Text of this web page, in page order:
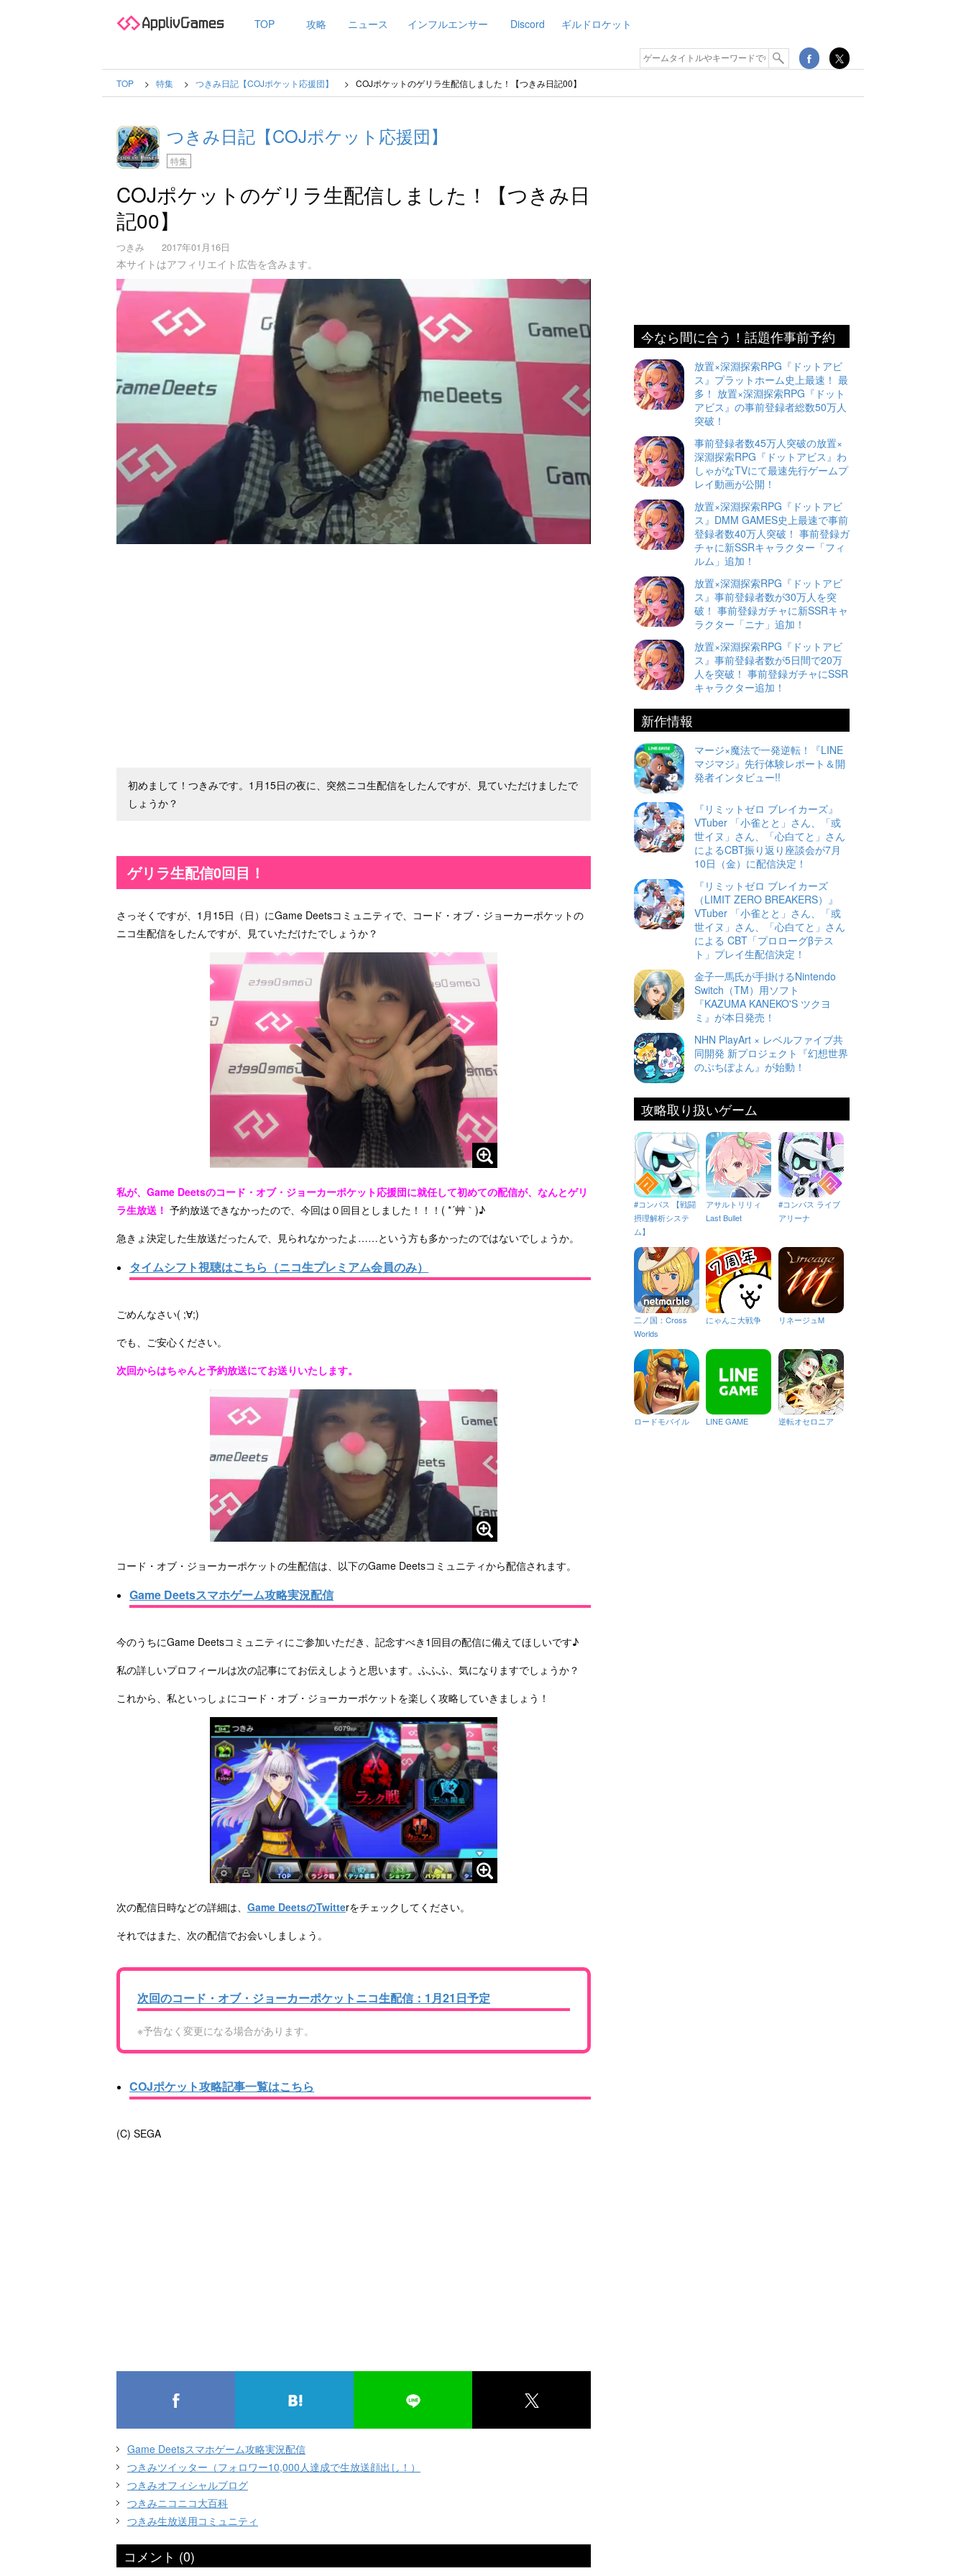
TOP 攻略 ニュース インフルエンサー Discord ギルドロケット
TOP 特集 つきみ日記【COJポケット応援団】 COJポケットのゲリラ生配信しました！【つきみ日記00】
つきみ日記【COJポケット応援団】
特集
COJポケットのゲリラ生配信しました！【つきみ日
記00】
つきみ 2017年01月16日
本サイトはアフィリエイト広告を含みます。
初めまして！つきみです。1月15日の夜に、突然ニコ生配信をしたんですが、見ていただけましたで
しょうか？
ゲリラ生配信0回目！
さっそくですが、1月15日（日）にGame Deetsコミュニティで、コード・オブ・ジョーカーポケットの
ニコ生配信をしたんですが、見ていただけたでしょうか？
私が、Game Deetsのコード・オブ・ジョーカーポケット応援団に就任して初めての配信が、なんとゲリ
ラ生放送！ 予約放送できなかったので、今回は０回目としました！！！( *´艸｀)♪
急きょ決定した生放送だったんで、見られなかったよ……という方も多かったのではないでしょうか。
タイムシフト視聴はこちら（ニコ生プレミアム会員のみ）
ごめんなさい( ;∀;)
でも、ご安心ください。
次回からはちゃんと予約放送にてお送りいたします。
コード・オブ・ジョーカーポケットの生配信は、以下のGame Deetsコミュニティから配信されます。
Game Deetsスマホゲーム攻略実況配信
今のうちにGame Deetsコミュニティにご参加いただき、記念すべき1回目の配信に備えてほしいです♪
私の詳しいプロフィールは次の記事にてお伝えしようと思います。ふふふ、気になりますでしょうか？
これから、私といっしょにコード・オブ・ジョーカーポケットを楽しく攻略していきましょう！
次の配信日時などの詳細は、 Game DeetsのTwitterをチェックしてください。
それではまた、次の配信でお会いしましょう。
次回のコード・オブ・ジョーカーポケットニコ生配信：1月21日予定
※予告なく変更になる場合があります。
COJポケット攻略記事一覧はこちら
(C) SEGA
Game Deetsスマホゲーム攻略実況配信
つきみツイッター（フォロワー10,000人達成で生放送顔出し！）
つきみオフィシャルブログ
つきみニコニコ大百科
つきみ生放送用コミュニティ
コメント (0)
今なら間に合う！話題作事前予約
放置×深淵探索RPG『ドットアビ
ス』プラットホーム史上最速！ 最
多！ 放置×深淵探索RPG『ドット
アビス』の事前登録者総数50万人
突破！
事前登録者数45万人突破の放置×
深淵探索RPG『ドットアビス』わ
しゃがなTVにて最速先行ゲームプ
レイ動画が公開！
放置×深淵探索RPG『ドットアビ
ス』DMM GAMES史上最速で事前
登録者数40万人突破！ 事前登録ガ
チャに新SSRキャラクター「フィ
ルム」追加！
放置×深淵探索RPG『ドットアビ
ス』事前登録者数が30万人を突
破！ 事前登録ガチャに新SSRキャ
ラクター「ニナ」追加！
放置×深淵探索RPG『ドットアビ
ス』事前登録者数が5日間で20万
人を突破！ 事前登録ガチャにSSR
キャラクター追加！
新作情報
マージ×魔法で一発逆転！『LINE
マジマジ』先行体験レポート＆開
発者インタビュー!!
『リミットゼロ ブレイカーズ』
VTuber 「小雀とと」さん、「或
世イヌ」さん、「心白てと」さん
によるCBT振り返り座談会が7月
10日（金）に配信決定！
『リミットゼロ ブレイカーズ
（LIMIT ZERO BREAKERS）』
VTuber 「小雀とと」さん、「或
世イヌ」さん、「心白てと」さん
による CBT「プロローグβテス
ト」プレイ生配信決定！
金子一馬氏が手掛けるNintendo
Switch（TM）用ソフト
『KAZUMA KANEKO'S ツクヨ
ミ』が本日発売！
NHN PlayArt × レベルファイブ共
同開発 新プロジェクト『幻想世界
のぷちぽよん』が始動！
攻略取り扱いゲーム
#コンパス 【戦闘
摂理解析システ
ム】
アサルトリリィ
Last Bullet
#コンパス ライブ
アリーナ
二ノ国：Cross
Worlds
にゃんこ大戦争 リネージュM
ロードモバイル LINE GAME 逆転オセロニア